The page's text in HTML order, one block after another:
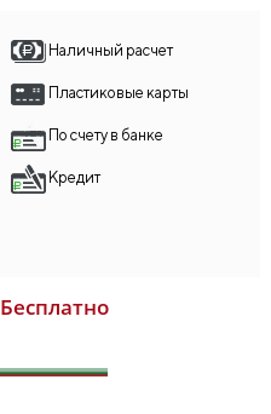
Бесплатно
Наличный расчет
Пластиковые карты
По счету в банке
Кредит